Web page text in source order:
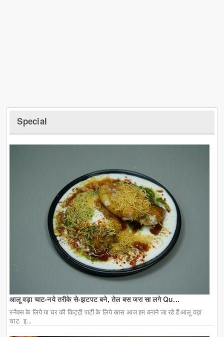
Special
आलू वड़ा चाट-नये तरीके से-झटपट बने, तेल बस जरा सा लगे Qu...
स्नैक्स के लिये या घर की किट्टी पार्टी के लिये खास आज हम बनाने जा रहे हैं आलू वड़ा
चाट. इ...